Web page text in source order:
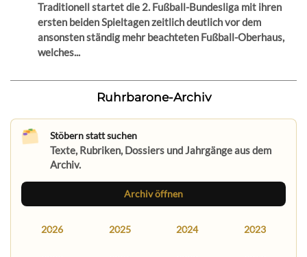
Traditionell startet die 2. Fußball-Bundesliga mit ihren
ersten beiden Spieltagen zeitlich deutlich vor dem
ansonsten ständig mehr beachteten Fußball-Oberhaus,
welches...
Ruhrbarone-Archiv
Stöbern statt suchen
Texte, Rubriken, Dossiers und Jahrgänge aus dem
Archiv.
Archiv öffnen
2026 2025 2024 2023